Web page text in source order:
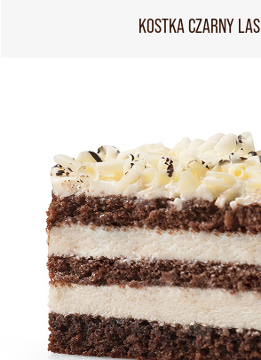
KOSTKA CZARNY LAS